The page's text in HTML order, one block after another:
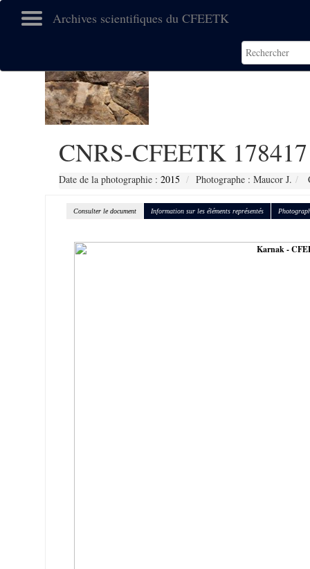
Archives scientifiques du CFEETK
CNRS-CFEETK 178417
Date de la photographie : 2015 Photographe : Maucor J.
Consulter le document Information sur les éléments représentés